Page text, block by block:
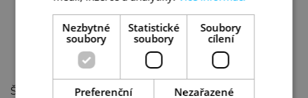
REFERENCE NAŠICH KLIENTŮ
ŠPANĚLSKO
Nezbytné
soubory
Statistické
soubory
Soubory
cílení
Preferenční
Nezařazené